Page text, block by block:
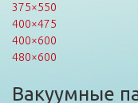
375×550
400×475
400×600
480×600
Вакуумные